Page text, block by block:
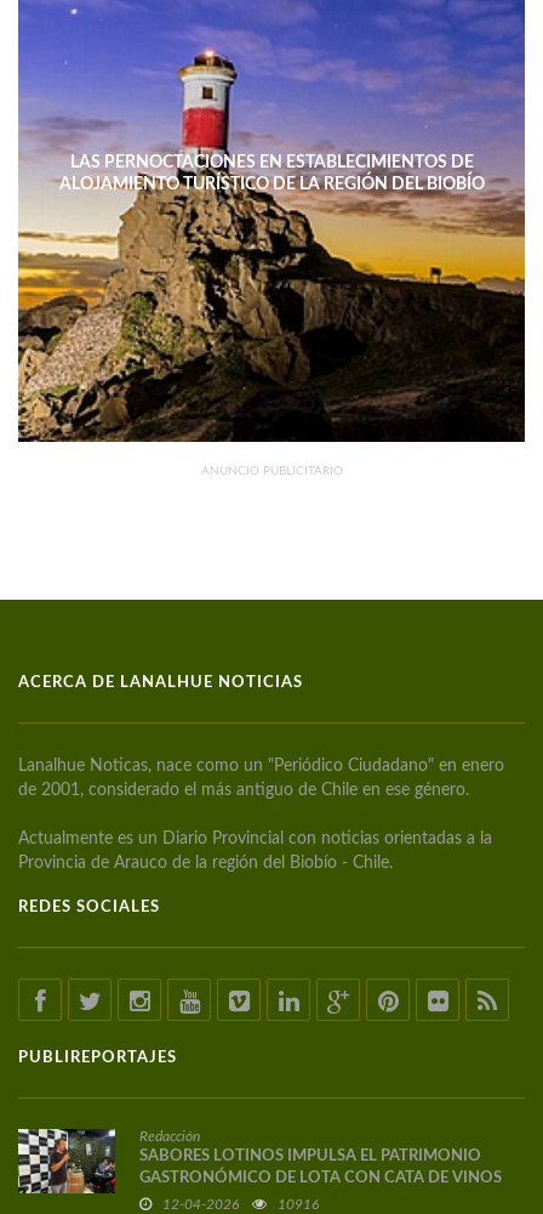
LAS PERNOCTACIONES EN ESTABLECIMIENTOS DE
ALOJAMIENTO TURÍSTICO DE LA REGIÓN DEL BIOBÍO
DISMINUYERON 15,4% INTERANUAL
ANUNCIO PUBLICITARIO
ACERCA DE LANALHUE NOTICIAS
Lanalhue Noticas, nace como un "Periódico Ciudadano" en enero
de 2001, considerado el más antiguo de Chile en ese género.
Actualmente es un Diario Provincial con noticias orientadas a la
Provincia de Arauco de la región del Biobío - Chile.
REDES SOCIALES
PUBLIREPORTAJES
Redacción
SABORES LOTINOS IMPULSA EL PATRIMONIO
GASTRONÓMICO DE LOTA CON CATA DE VINOS
DE AUTOR
12-04-2026 10916